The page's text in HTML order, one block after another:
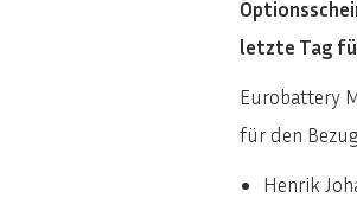
letzte Tag
Eurobattery
für den
Henrik